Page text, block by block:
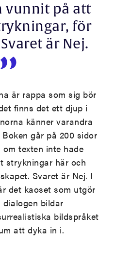
vunnit på att
för
är Nej.
är rappa som sig bör
finns det ett djup i
känner varandra
går på 200 sidor
texten inte hade
strykningar här och
Svaret är Nej. I
det kaoset som utgör
dialogen bildar
bildspråket
att dyka in i.